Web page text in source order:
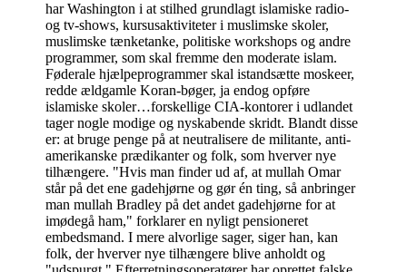
har Washington i at stilhed grundlagt islamiske radio-
og tv-shows, kursusaktiviteter i muslimske skoler,
muslimske tænketanke, politiske workshops og andre
programmer, som skal fremme den moderate islam.
Føderale hjælpeprogrammer skal istandsætte moskeer,
redde ældgamle Koran-bøger, ja endog opføre
islamiske skoler…forskellige CIA-kontorer i udlandet
tager nogle modige og nyskabende skridt. Blandt disse
er: at bruge penge på at neutralisere de militante, anti-
amerikanske prædikanter og folk, som hverver nye
tilhængere. "Hvis man finder ud af, at mullah Omar
står på det ene gadehjørne og gør én ting, så anbringer
man mullah Bradley på det andet gadehjørne for at
imødegå ham," forklarer en nyligt pensioneret
embedsmand. I mere alvorlige sager, siger han, kan
folk, der hverver nye tilhængere blive anholdt og